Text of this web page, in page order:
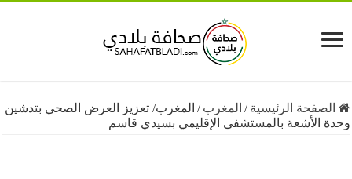
الرئيسية /المغرب/المغرب/ تعزيز العرض الصحي بتدشين
بالمستشفى الإقليمي بسيدي قاسم